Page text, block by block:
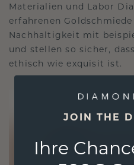
Materialien und Labor
erfahrenen
Nachhaltigkeit mit
und stellen so sicher,
ethisch wie exquisit ist.
JOIN THE
Ihre